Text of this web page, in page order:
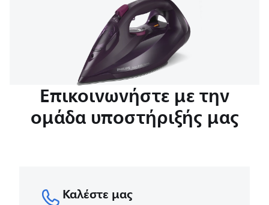
Επικοινωνήστε με την
ομάδα υποστήριξής μας
Καλέστε μας